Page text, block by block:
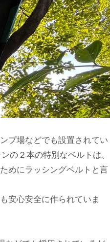
プ場などでも設置されてい
の２本の特別なベルトは、
めにラッシングベルトと言
安心安全に作られていま